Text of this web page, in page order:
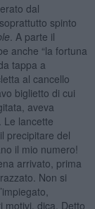
dal
spinto
. A parte il
anche “la fortuna
tappa a
al cancello
biglietto di cui
aveva
Le lancette
precipitare del
il mio numero!
arrivato, prima
Non si
motivi, dica. Detto